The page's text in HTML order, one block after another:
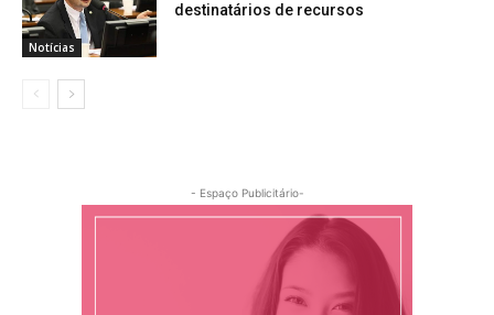
Notícias
destinatários de recursos
- Espaço Publicitário-